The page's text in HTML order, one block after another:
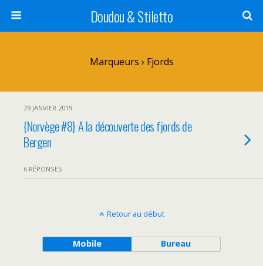
Doudou & Stiletto
Marqueurs › Fjords
29 JANVIER 2019
{Norvège #8} A la découverte des fjords de
Bergen
6 RÉPONSES
Retour au début
Mobile Bureau